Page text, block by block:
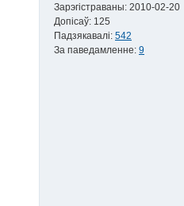
Зарэгістраваны: 2010-02-20
Допісаў: 125
Падзякавалі: 542
За паведамленне: 9